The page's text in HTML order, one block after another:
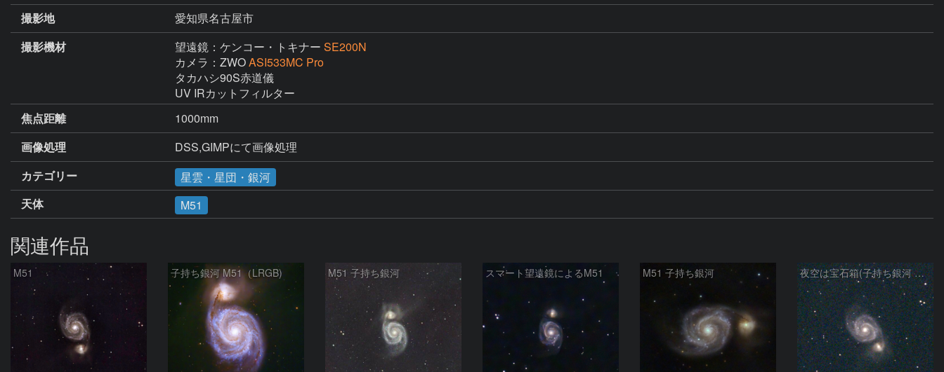
撮影地
愛知県名古屋市
撮影機材
望遠鏡：ケンコー・トキナー SE200N
カメラ：ZWOASI533MC Pro
タカハシ90S赤道儀
UV IRカットフィルター
焦点距離
1000mm
画像処理
DSS,GIMPにて画像処理
カテゴリー
星雲・星団・銀河
天体
M51
関連作品
M51 子持ち銀河 M51（LRGB) M51 子持ち銀河 スマート望遠鏡によるM51 M51 子持ち銀河 夜空は宝石箱(子持ち銀河 M51) Seestar50